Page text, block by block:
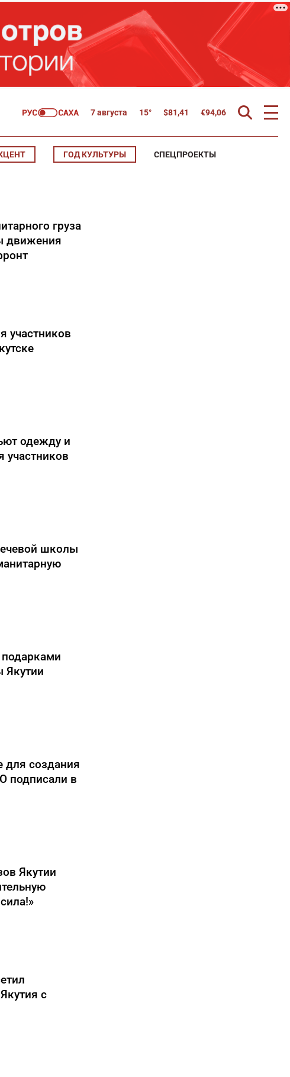
7 августа 15° $81,41 €94,06
ГОД КУЛЬТУРЫ СПЕЦПРОЕКТЫ
груза
движения
участников
одежду и
участников
школы
Якутии
для создания
подписали в
Якутии
с